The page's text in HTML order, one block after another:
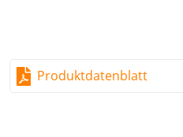
Leiste 2.0 aus
wird durch das Quellen und
Produktdatenblatt